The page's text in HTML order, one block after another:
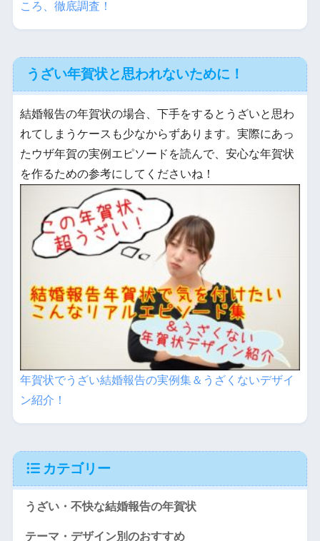
ころ、徹底調査！
うざい年賀状と思われないために！
結婚報告の年賀状の場合、下手をするとうざいと思わ
れてしまうケースも少なからずあります。実際にあっ
たウザ年賀の実例エピソードを読んで、安心な年賀状
を作るための参考にしてくださいね！
年賀状でうざい結婚報告の実例集＆うざくないデザイ
ン紹介！
カテゴリー
うざい・不快な結婚報告の年賀状
テーマ・デザイン別のおすすめ